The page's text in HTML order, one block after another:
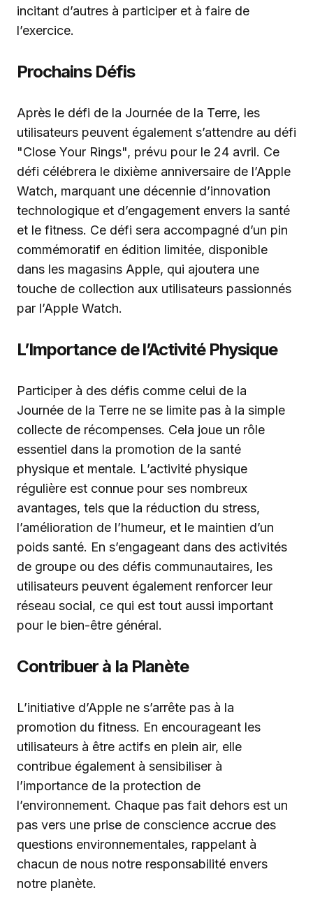
incitant d’autres à participer et à faire de
l’exercice.
Prochains Défis
Après le défi de la Journée de la Terre, les
utilisateurs peuvent également s’attendre au défi
"Close Your Rings", prévu pour le 24 avril. Ce
défi célébrera le dixième anniversaire de l’Apple
Watch, marquant une décennie d’innovation
technologique et d’engagement envers la santé
et le fitness. Ce défi sera accompagné d’un pin
commémoratif en édition limitée, disponible
dans les magasins Apple, qui ajoutera une
touche de collection aux utilisateurs passionnés
par l’Apple Watch.
L’Importance de l’Activité Physique
Participer à des défis comme celui de la
Journée de la Terre ne se limite pas à la simple
collecte de récompenses. Cela joue un rôle
essentiel dans la promotion de la santé
physique et mentale. L’activité physique
régulière est connue pour ses nombreux
avantages, tels que la réduction du stress,
l’amélioration de l’humeur, et le maintien d’un
poids santé. En s’engageant dans des activités
de groupe ou des défis communautaires, les
utilisateurs peuvent également renforcer leur
réseau social, ce qui est tout aussi important
pour le bien-être général.
Contribuer à la Planète
L’initiative d’Apple ne s’arrête pas à la
promotion du fitness. En encourageant les
utilisateurs à être actifs en plein air, elle
contribue également à sensibiliser à
l’importance de la protection de
l’environnement. Chaque pas fait dehors est un
pas vers une prise de conscience accrue des
questions environnementales, rappelant à
chacun de nous notre responsabilité envers
notre planète.